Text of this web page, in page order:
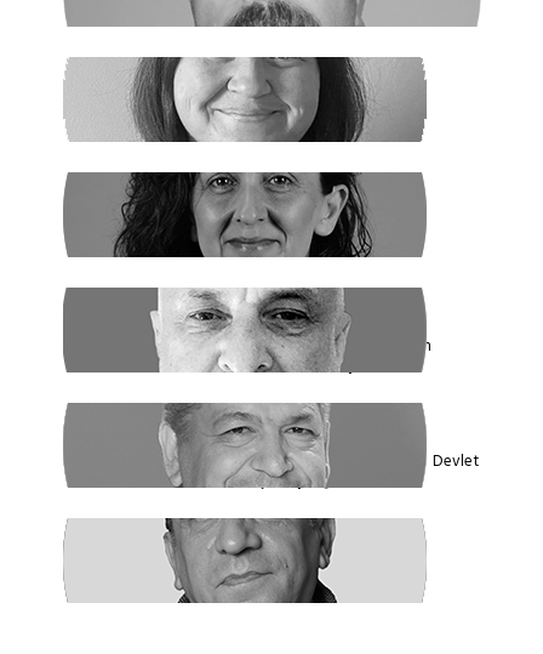
SANEM DENİZ KURAL
Yaz Yaz Listeye Bizi De Yaz
SİBEL UZUN
Yasak Tanımadılar
ENDER EREN
Mısır’dan Kanada’ya, Şarm el Şeyh’den
Montreal’e Umutlar Tükeniyor mu?
KADİR DADAN
Türkiye'nin Ekolojik Gerçekleri ve Yeni Devlet
Düzeni 1 - Güçler Ayrılığı
SÜLEYMAN KARAN
Öyle Bir 102 Yıl ki, 102 Farklı Biçimde
Anlatılabilir